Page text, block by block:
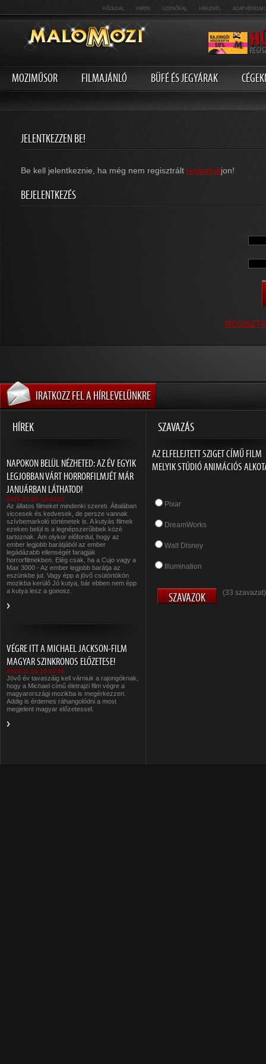
FŐOLDAL . HIREK . ÜZENŐFAL . HÍRLEVÉL . ADATVÉDELMI
MOZIMŰSOR FILMAJÁNLÓ BÜFÉ ÉS JEGYÁRAK
JELENTKEZZEN BE!
Be kell jelentkeznie, ha még nem regisztrált regisztráljon!
BEJELENTKEZÉS
IRATKOZZ FEL A HÍRLEVELÜNKRE
HÍREK SZAVAZÁS
NAPOKON BELÜL NÉZHETED: AZ ÉV EGYIK
LEGJOBBAN VÁRT HORRORFILMJÉT MÁR
JANUÁRBAN LÁTHATOD!
2026-01-20 12:45:27
Az állatos filmeket mindenki szereti. Általában
viccesek és kedvesek, de persze vannak
szívbemarkoló történetek is. A kutyás filmek
ezeken belül is a legnépszerűbbek közé
tartoznak. Ám olykor előfordul, hogy az
ember legjobb barátjából az ember
legádázabb ellenségét faragják
horrorfilmekben. Elég csak, ha a Cujo vagy a
Max 3000 - Az ember legjobb barátja az
eszünkbe jut. Vagy épp a jövő csütörtökön
mozikba kerülő Jó kutya, bár ebben nem épp
a kutya lesz a gonosz.
VÉGRE ITT A MICHAEL JACKSON-FILM
MAGYAR SZINKRONOS ELŐZETESE!
2025-11-26 15:32:58
Jövő év tavaszáig kell várniuk a rajongóknak,
hogy a Michael című életrajzi film végre a
magyarországi mozikba is megérkezzen.
Addig is érdemes ráhangolódni a most
megjelent magyar előzetessel.
AZ ELFELEJTETT SZIGET CÍMŰ FILM
MELYIK STÚDIÓ ANIMÁCIÓS
Pixar
DreamWorks
Walt Disney
Illumination
(33 szavazat)